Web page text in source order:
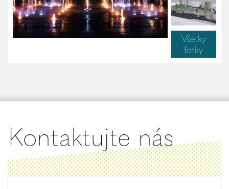
Všetky
fotky
Kontaktujte nás